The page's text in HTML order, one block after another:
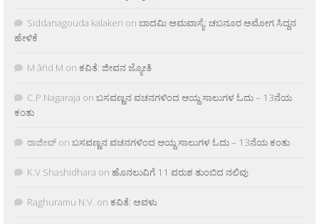
Siddanagouda kalakeri on ಬಾದಮಿ ಅಮವಾಸ್ಯೆ: ಚಬನೂರ ಅಮೋಗ ಸಿದ್ದನ
ಹೇಳಿಕೆ
M âñd M on ಕವಿತೆ: ಜೀವನ ಜ್ಯೋತಿ
C.P.Nagaraja on ಬಸವಣ್ಣನ ವಚನಗಳಿಂದ ಆಯ್ದ ಸಾಲುಗಳ ಓದು – 13ನೆಯ
ಕಂತು
ರಾಜೀವ್ on ಬಸವಣ್ಣನ ವಚನಗಳಿಂದ ಆಯ್ದ ಸಾಲುಗಳ ಓದು – 13ನೆಯ ಕಂತು
K.V Shashidhara on ಹೊನಲುವಿಗೆ 11 ವರುಶ ತುಂಬಿದ ನಲಿವು
Raghuramu N.V. on ಕವಿತೆ: ಅವಳು